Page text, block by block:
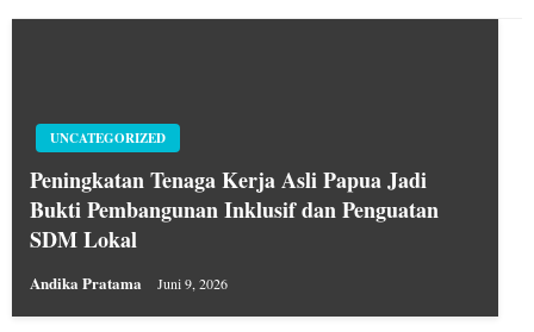
UNCATEGORIZED
Peningkatan Tenaga Kerja Asli Papua Jadi
Bukti Pembangunan Inklusif dan Penguatan
SDM Lokal
Andika Pratama Juni 9, 2026